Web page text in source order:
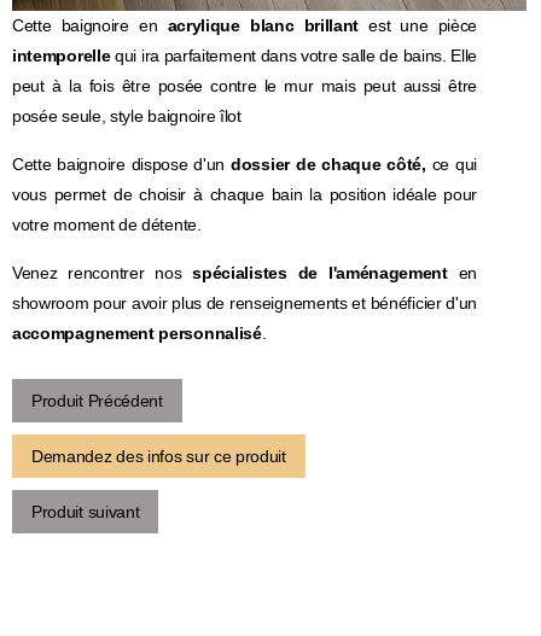
Cette baignoire en acrylique blanc brillant est une pièce
intemporellequi ira parfaitement dans votre salle de bains. Elle
peut à la fois être posée contre le mur mais peut aussi être
posée seule, style baignoire îlot
Cette baignoire dispose d'undossier de chaque côté, ce qui
vous permet de choisir à chaque bain la position idéale pour
votre moment de détente.
Venez rencontrer nosspécialistes de l'aménagementen
showroom pour avoir plus de renseignements et bénéficier d'un
accompagnement personnalisé.
Produit Précédent
Demandez des infos sur ce produit
Produit suivant